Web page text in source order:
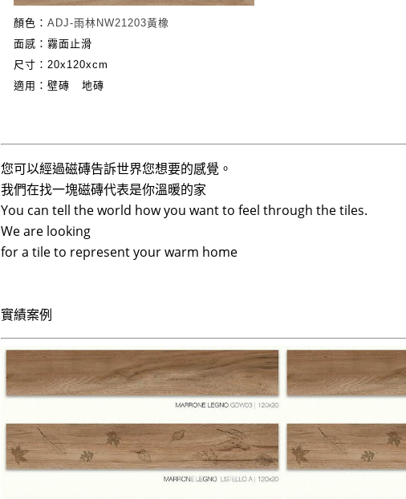
顏色：ADJ-雨林NW21203黃橡
面感：霧面止滑
尺寸：20x120xcm
適用：壁磚 地磚
您可以經過磁磚告訴世界您想要的感覺。
我們在找一塊磁磚代表是你溫暖的家
You can tell the world how you want to feel through the tiles.
We are looking
for a tile to represent your warm home
實績案例